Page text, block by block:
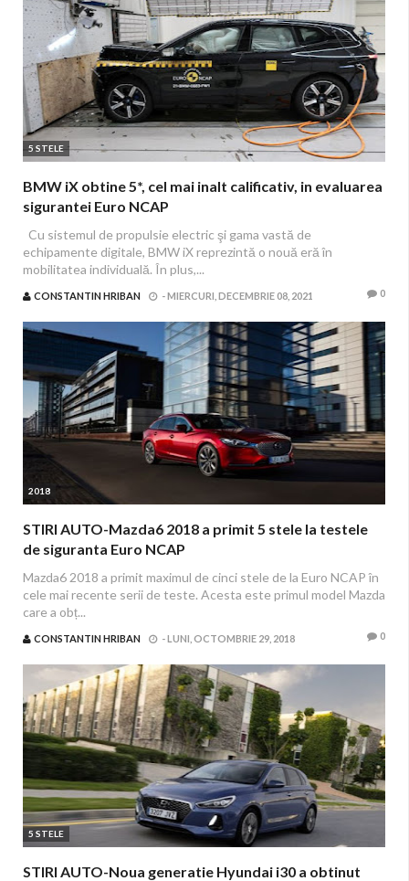
5 STELE
BMW iX obtine 5*, cel mai inalt calificativ, in evaluarea
sigurantei Euro NCAP
Cu sistemul de propulsie electric şi gama vastă de
echipamente digitale, BMW iX reprezintă o nouă eră în
mobilitatea individuală. În plus,...
CONSTANTIN HRIBAN -MIERCURI, DECEMBRIE 08, 2021 0
2018
STIRI AUTO-Mazda6 2018 a primit 5 stele la testele
de siguranta Euro NCAP
Mazda6 2018 a primit maximul de cinci stele de la Euro NCAP în
cele mai recente serii de teste. Acesta este primul model Mazda
care a obț...
CONSTANTIN HRIBAN -LUNI, OCTOMBRIE 29, 2018 0
5 STELE
STIRI AUTO-Noua generatie Hyundai i30 a obtinut